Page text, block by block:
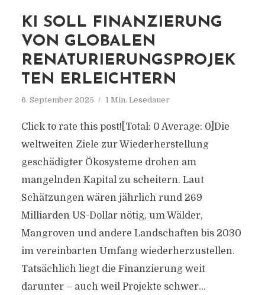
KI SOLL FINANZIERUNG
VON GLOBALEN
RENATURIERUNGSPROJEK
TEN ERLEICHTERN
6. September 2025 1 Min. Lesedauer
Click to rate this post![Total: 0 Average: 0]Die
weltweiten Ziele zur Wiederherstellung
geschädigter Ökosysteme drohen am
mangelnden Kapital zu scheitern. Laut
Schätzungen wären jährlich rund 269
Milliarden US-Dollar nötig, um Wälder,
Mangroven und andere Landschaften bis 2030
im vereinbarten Umfang wiederherzustellen.
Tatsächlich liegt die Finanzierung weit
darunter – auch weil Projekte schwer...